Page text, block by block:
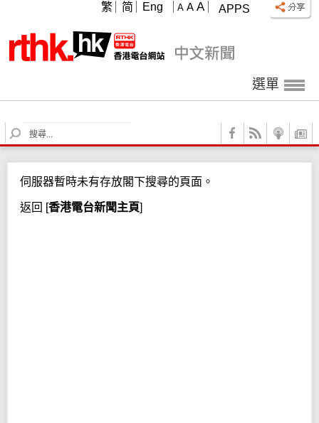
APPS
A A A
繁 简 Eng
選單
S
e
c
h
伺服器暫時未有存放閣下搜尋的頁面。
返回 [香港電台新聞主頁]